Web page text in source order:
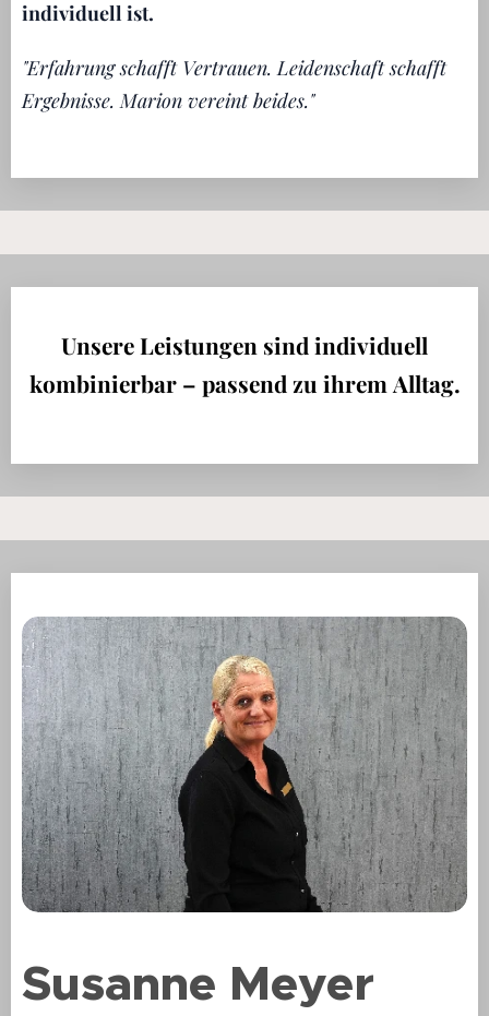
individuell ist.
"Erfahrung schafft Vertrauen. Leidenschaft schafft
Ergebnisse. Marion vereint beides."💛
Unsere Leistungen sind individuell
kombinierbar – passend zu ihrem Alltag.
Susanne Meyer